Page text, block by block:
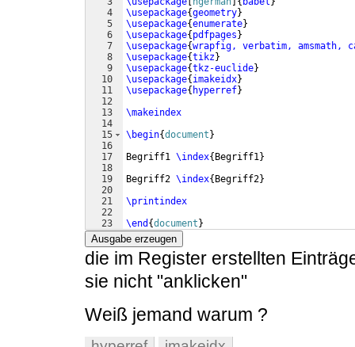
4
5
6
7
8
9
10
11
12
13
14
15
16
17
18
19
20
21
22
23
\usepackage{geometry}
\usepackage{enumerate}
\usepackage{ pdfpages }
\usepackage{wrapfig, verbatim, amsmath,
\usepackage{tikz}
\usepackage{tkz-euclide}
\usepackage{ imakeidx}
\usepackage{ hyperref}
\makeindex
\begin{document }
Begriff1 \index{ Begriff1}
Begriff2 \index{ Begriff2}
\printindex
\end {document }
Ausgabe erzeugen
die im Register erstellten
sie nicht "anklicken"
Weiß jemand warum ?